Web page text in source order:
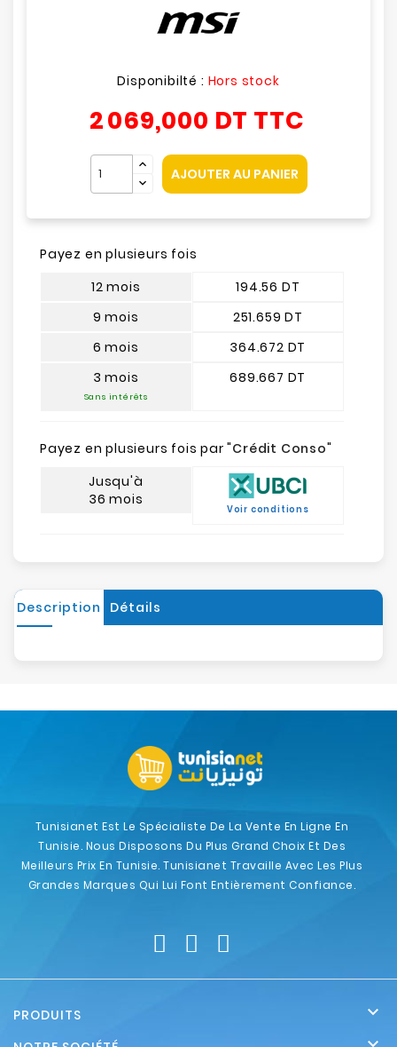
Disponibilté : Hors stock
2 069,000 DT TTC
AJOUTER AU PANIER
Payez en plusieurs fois
12 mois
9 mois
6 mois
3 mois
Sans intérêts
194.56 DT
251.659 DT
364.672 DT
689.667 DT
Payez en plusieurs fois par "Crédit Conso"
Jusqu'à
36 mois
Voir conditions
Description Détails
Tunisianet Est Le Spécialiste De La Vente En Ligne En
Tunisie. Nous Disposons Du Plus Grand Choix Et Des
Meilleurs Prix En Tunisie. Tunisianet Travaille Avec Les Plus
Grandes Marques Qui Lui Font Entièrement Confiance.
PRODUITS 